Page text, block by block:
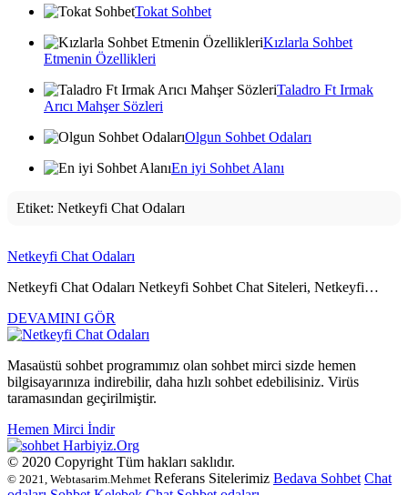
Tokat Sohbet
Kızlarla Sohbet
Etmenin Özellikleri
Taladro Ft Irmak
Arıcı Mahşer Sözleri
Olgun Sohbet Odaları
En iyi Sohbet Alanı
Etiket: Netkeyfi Chat Odaları
Netkeyfi Chat Odaları
Netkeyfi Chat Odaları Netkeyfi Sohbet Chat Siteleri, Netkeyfi…
DEVAMINI GÖR
Masaüstü sohbet programımız olan sohbet mirci sizde hemen
bilgisayarınıza indirebilir, daha hızlı sohbet edebilisiniz. Virüs
taramasından geçirilmiştir.
Hemen Mirci İndir
Harbiyiz.Org
© 2020 Copyright Tüm hakları saklıdır.
© 2021, Webtasarim.Mehmet Referans Sitelerimiz Bedava Sohbet Chat